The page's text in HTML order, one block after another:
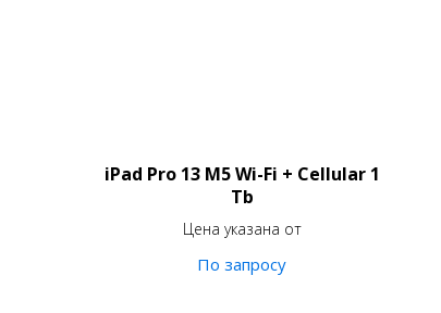
iPad Pro 13 M5 Wi-Fi + Cellular 1
Tb
Цена указана от